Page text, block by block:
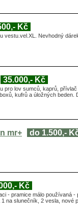
Kč
vestu.vel.XL. Nevhodný
35.000,- Kč
pro lov sumců, kaprů,
kufrů a úložných beden.
mr+ do 1.500,-
Kč
- pramice málo používaná
na slunečník, 2 vesla, nové